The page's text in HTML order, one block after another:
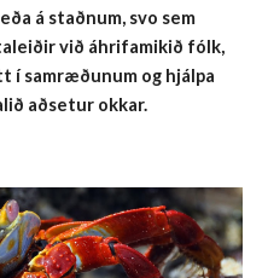
á staðnum, svo sem
við áhrifamikið fólk,
í samræðunum og hjálpa
aðsetur okkar.